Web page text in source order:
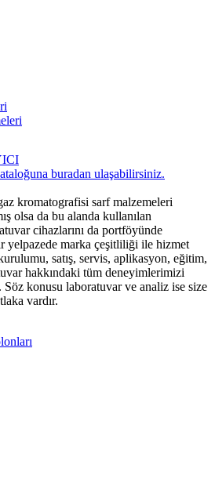
buradan ulaşabilirsiniz.
kromatografisi sarf malzemeleri
olsa da bu alanda kullanılan
cihazlarını da portföyünde
yelpazede marka çeşitliliği ile hizmet
satış, servis, aplikasyon, eğitim,
hakkındaki tüm deneyimlerimizi
Söz konusu laboratuvar ve analiz ise size
vardır.